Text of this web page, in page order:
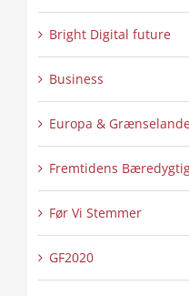
Bright Digital future
Business
Europa &
Fremtidens
Før Vi Stemmer
GF2020